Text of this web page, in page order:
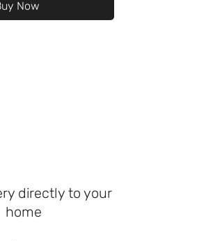
Now
directly to your
home